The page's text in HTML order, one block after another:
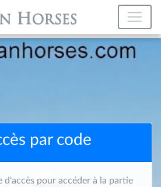
par code
d'accès pour accéder à la partie